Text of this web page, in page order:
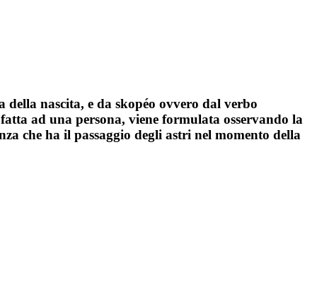
nascita, e da skopéo ovvero dal verbo
ad una persona, viene formulata osservando la
che ha il passaggio degli astri nel momento della